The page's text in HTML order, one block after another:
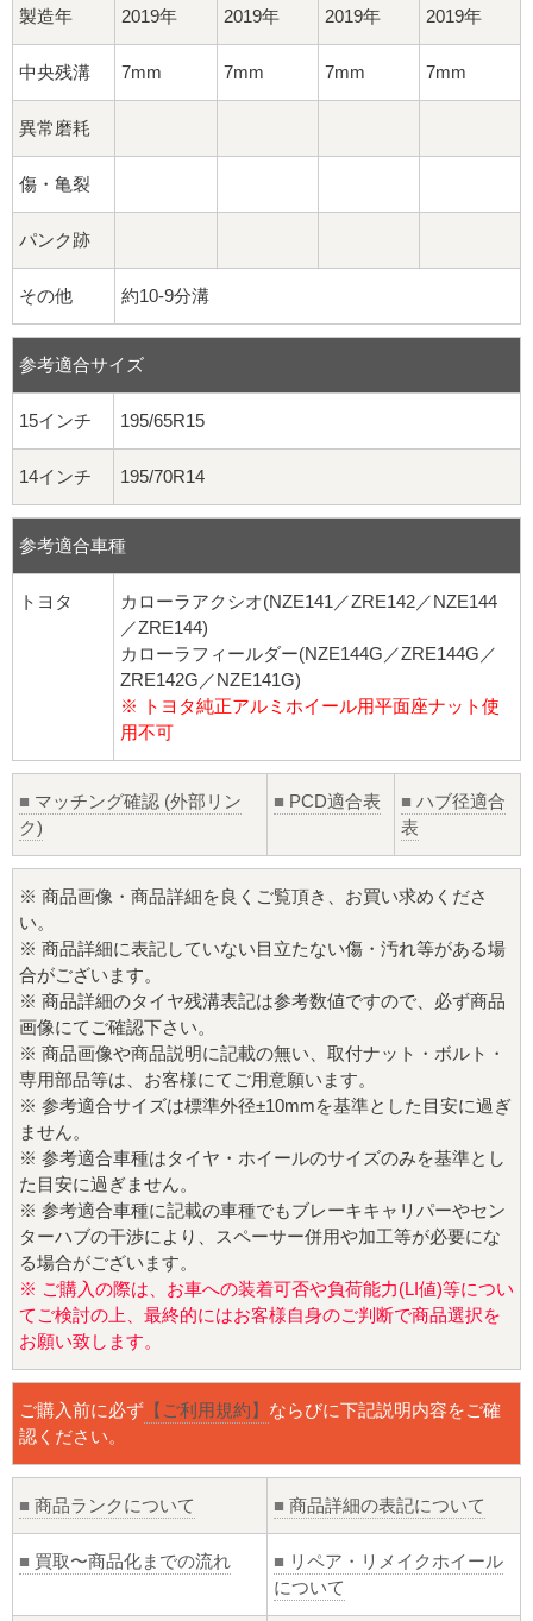
製造年 2019年 2019年 2019年 2019年
中央残溝 7mm 7mm 7mm 7mm
異常磨耗
傷・亀裂
パンク跡
その他 約10-9分溝
参考適合サイズ
15インチ 195/65R15
14インチ 195/70R14
参考適合車種
トヨタ
カローラアクシオ(NZE141／ZRE142／NZE144
／ZRE144)
カローラフィールダー(NZE144G／ZRE144G／
ZRE142G／NZE141G)
※ トヨタ純正アルミホイール用平面座ナット使
用不可
■ マッチング確認 (外部リン
ク)
■ PCD適合表 ■ ハブ径適合
表
※ 商品画像・商品詳細を良くご覧頂き、お買い求めくださ
い。
※ 商品詳細に表記していない目立たない傷・汚れ等がある場
合がございます。
※ 商品詳細のタイヤ残溝表記は参考数値ですので、必ず商品
画像にてご確認下さい。
※ 商品画像や商品説明に記載の無い、取付ナット・ボルト・
専用部品等は、お客様にてご用意願います。
※ 参考適合サイズは標準外径±10mmを基準とした目安に過ぎ
ません。
※ 参考適合車種はタイヤ・ホイールのサイズのみを基準とし
た目安に過ぎません。
※ 参考適合車種に記載の車種でもブレーキキャリパーやセン
ターハブの干渉により、スペーサー併用や加工等が必要にな
る場合がございます。
※ ご購入の際は、お車への装着可否や負荷能力(LI値)等につい
てご検討の上、最終的にはお客様自身のご判断で商品選択を
お願い致します。
ご購入前に必ず 【ご利用規約】 ならびに下記説明内容をご確
認ください。
■ 商品ランクについて ■ 商品詳細の表記について
■ 買取〜商品化までの流れ ■ リペア・リメイクホイール
について